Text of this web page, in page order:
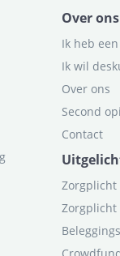
Over ons
Ik heb
Ik wil
Over ons
Second
Contact
Zorgplicht
Zorgplicht